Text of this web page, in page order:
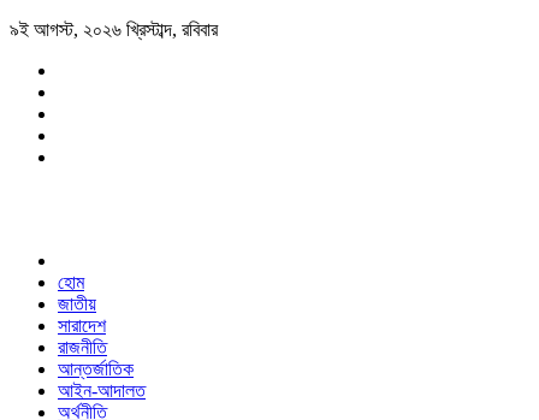
৯ই আগস্ট, ২০২৬ খ্রিস্টাব্দ, রবিবার
হোম
জাতীয়
সারাদেশ
রাজনীতি
আন্তর্জাতিক
আইন-আদালত
অর্থনীতি